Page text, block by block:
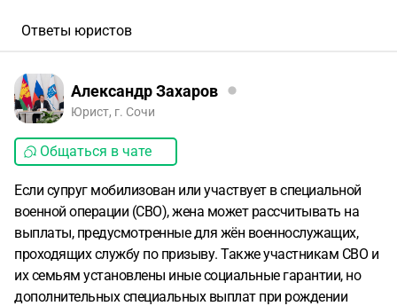
Ответы юристов
Александр Захаров
Юрист, г. Сочи
Общаться в чате
Если супруг мобилизован или участвует в специальной
военной операции (СВО), жена может рассчитывать на
выплаты, предусмотренные для жён военнослужащих,
проходящих службу по призыву. Также участникам СВО и
их семьям установлены иные социальные гарантии, но
дополнительных специальных выплат при рождении